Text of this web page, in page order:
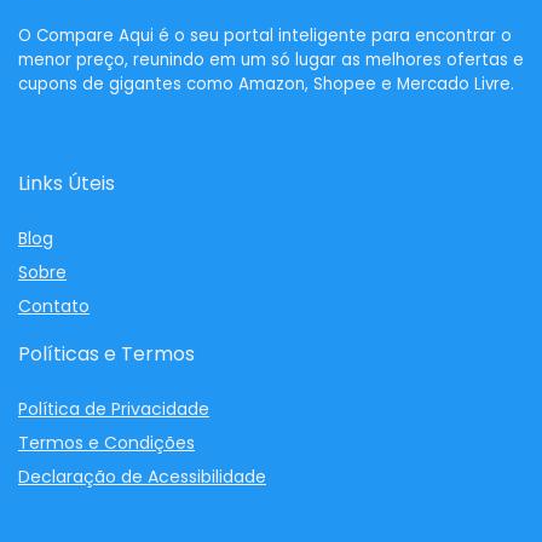
O Compare Aqui é o seu portal inteligente para encontrar o
menor preço, reunindo em um só lugar as melhores ofertas e
cupons de gigantes como Amazon, Shopee e Mercado Livre.
Links Úteis
Blog
Sobre
Contato
Políticas e Termos
Política de Privacidade
Termos e Condições
Declaração de Acessibilidade